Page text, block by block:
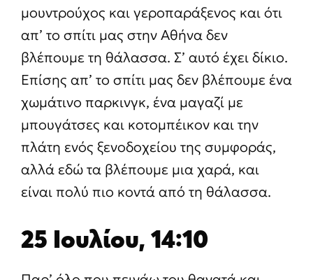
μουντρούχος και γεροπαράξενος και ότι
απ’ το σπίτι μας στην Αθήνα δεν
βλέπουμε τη θάλασσα. Σ’ αυτό έχει δίκιο.
Επίσης απ’ το σπίτι μας δεν βλέπουμε ένα
χωμάτινο παρκινγκ, ένα μαγαζί με
μπουγάτσες και κοτομπέικον και την
πλάτη ενός ξενοδοχείου της συμφοράς,
αλλά εδώ τα βλέπουμε μια χαρά, και
είναι πολύ πιο κοντά από τη θάλασσα.
25 Ιουλίου, 14:10